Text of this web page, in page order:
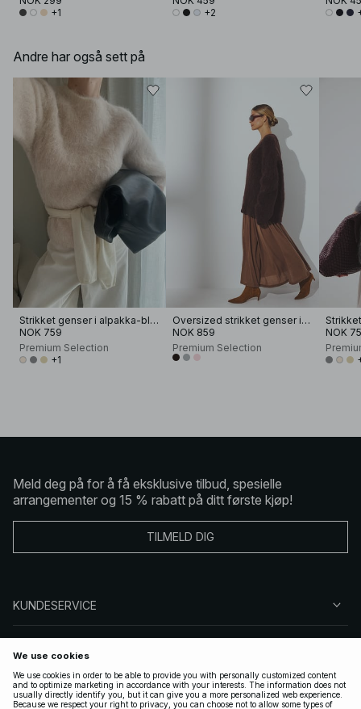
+1
+2
Andre har også sett på
Strikket genser i alpakka-blanding med korte ermer
NOK 759
Premium Selection
+1
Oversized strikket genser i alpakka-blanding med rund hals
NOK 859
Premium Selection
NOK
Meld deg på for å få eksklusive tilbud, spesielle
arrangementer og 15 % rabatt på ditt første kjøp!
TILMELD DIG
KUNDESERVICE
FØLG OSS